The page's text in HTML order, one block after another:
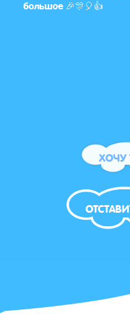
большое 🎉🎊🎈👍
ХОЧУ